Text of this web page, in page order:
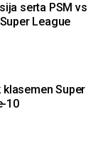
serta PSM vs
League
Super
10